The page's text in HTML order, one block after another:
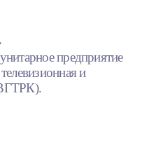
предприятие
и